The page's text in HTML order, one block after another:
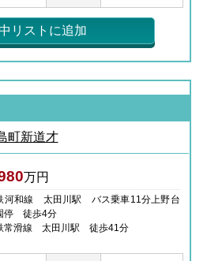
リストに追加
町新道才
万円
河和線 太田川駅 バス乗車11分上野台
停 徒歩4分
常滑線 太田川駅 徒歩41分